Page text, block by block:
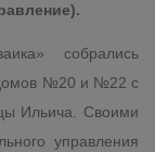
собрались
домов №20 и №22 с
Ильича. Своими
управления